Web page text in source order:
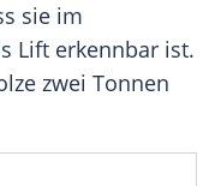
sie im
Lift erkennbar ist.
zwei Tonnen